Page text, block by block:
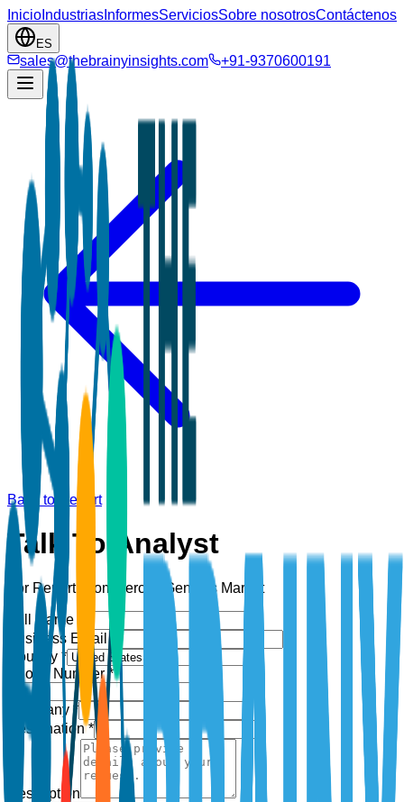
Inicio Industrias InformesServiciosSobre nosotrosContáctenos
ES
sales@thebrainyinsights.com +91-9370600191
Back to Report
Talk To Analyst
For Report: Commercial Gensets Market
Full Name *
Business Email *
Country *
Phone Number *
Company *
Designation *
Description